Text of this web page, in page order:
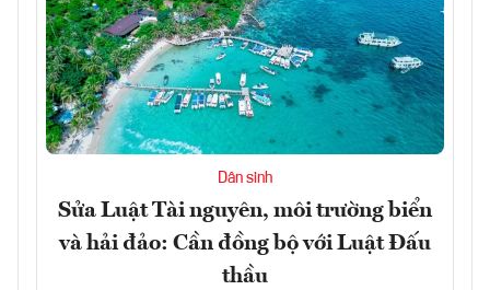
Dân sinh
Sửa Luật Tài nguyên, môi trường biển
và hải đảo: Cần đồng bộ với Luật Đấu
thầu